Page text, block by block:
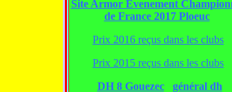
Site Armor Evenement
de France 2017 Ploeuc
Prix 2016 reçus dans les clubs
Prix 2015 reçus dans les clubs
DH 8 Gouezec
général dh